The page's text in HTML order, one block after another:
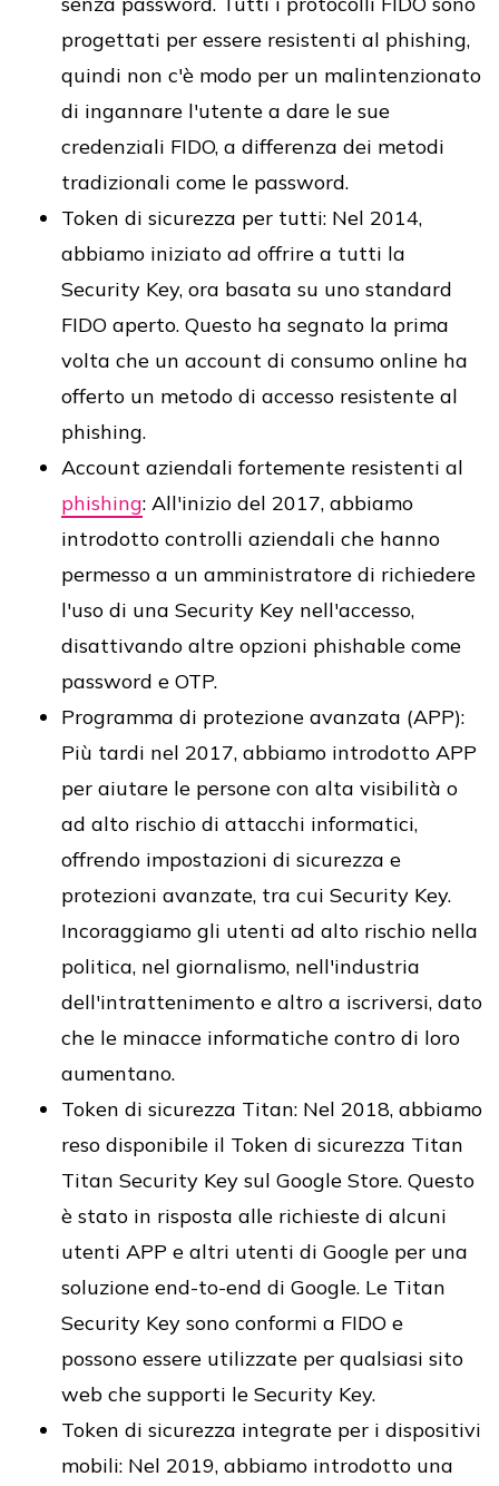
progettati per essere resistenti al phishing,
quindi non c'è modo per un malintenzionato
di ingannare l'utente a dare le sue
credenziali FIDO, a differenza dei metodi
tradizionali come le password.
Token di sicurezza per tutti: Nel 2014,
abbiamo iniziato ad offrire a tutti la
Security Key, ora basata su uno standard
FIDO aperto. Questo ha segnato la prima
volta che un account di consumo online ha
offerto un metodo di accesso resistente al
phishing.
Account aziendali fortemente resistenti al
phishing: All'inizio del 2017, abbiamo
introdotto controlli aziendali che hanno
permesso a un amministratore di richiedere
l'uso di una Security Key nell'accesso,
disattivando altre opzioni phishable come
password e OTP.
Programma di protezione avanzata (APP):
Più tardi nel 2017, abbiamo introdotto APP
per aiutare le persone con alta visibilità o
ad alto rischio di attacchi informatici,
offrendo impostazioni di sicurezza e
protezioni avanzate, tra cui Security Key.
Incoraggiamo gli utenti ad alto rischio nella
politica, nel giornalismo, nell'industria
dell'intrattenimento e altro a iscriversi, dato
che le minacce informatiche contro di loro
aumentano.
Token di sicurezza Titan: Nel 2018, abbiamo
reso disponibile il Token di sicurezza Titan
Titan Security Key sul Google Store. Questo
è stato in risposta alle richieste di alcuni
utenti APP e altri utenti di Google per una
soluzione end-to-end di Google. Le Titan
Security Key sono conformi a FIDO e
possono essere utilizzate per qualsiasi sito
web che supporti le Security Key.
Token di sicurezza integrate per i dispositivi
mobili: Nel 2019, abbiamo introdotto una